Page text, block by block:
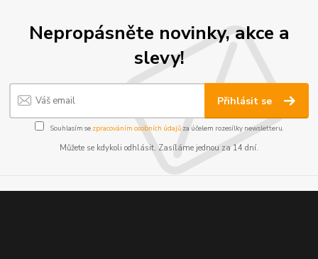
Nepropásněte novinky, akce a
slevy!
Přihlásit se
Souhlasím se zpracováním osobních údajůza účelem rozesílky newsletteru.
Můžete se kdykoli odhlásit. Zasíláme jednou za 14 dní.